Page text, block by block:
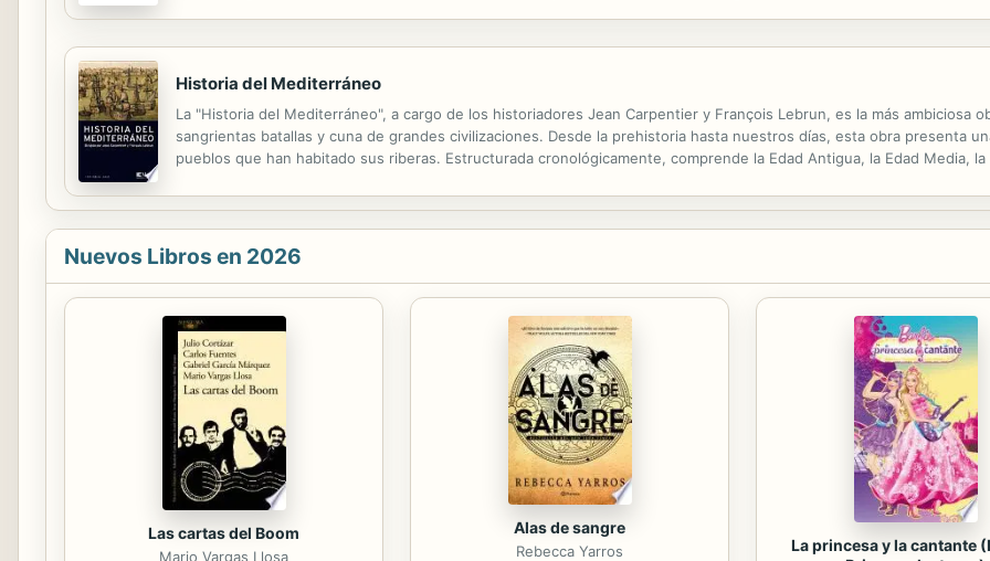
Historia del Mediterráneo
La "Historia del Mediterráneo", a cargo de los historiadores Jean Carpentier y François Lebrun, es la más ambiciosa
sangrientas batallas y cuna de grandes civilizaciones. Desde la prehistoria hasta nuestros días, esta obra presenta
pueblos que han habitado sus riberas. Estructurada cronológicamente, comprende la Edad Antigua, la Edad Media,
Nuevos Libros en 2026
Las cartas del Boom
Mario Vargas Llosa
Alas de sangre
Rebecca Yarros
La princesa y la cantante